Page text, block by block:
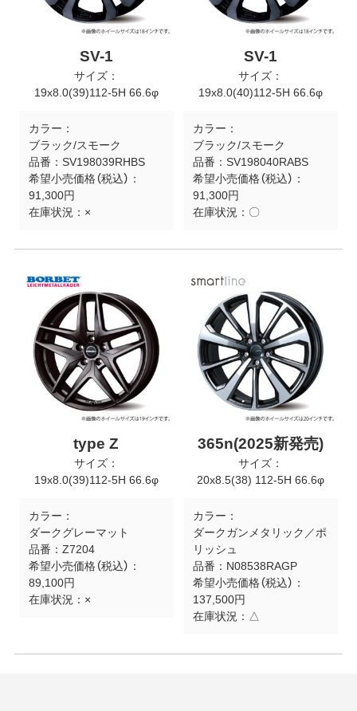
SV-1
サイズ：
19x8.0(39)112-5H 66.6φ
カラー：
ブラック/スモーク
品番： SV198039RHBS
希望小売価格（税込）：
91,300円
在庫状況： ×
SV-1
サイズ：
19x8.0(40)112-5H 66.6φ
カラー：
ブラック/スモーク
品番： SV198040RABS
希望小売価格（税込）：
91,300円
在庫状況： 〇
type Z
サイズ：
19x8.0(39)112-5H 66.6φ
カラー：
ダークグレーマット
品番： Z7204
希望小売価格（税込）：
89,100円
在庫状況： ×
365n(2025新発売)
サイズ：
20x8.5(38) 112-5H 66.6φ
カラー：
ダークガンメタリック／ポ
リッシュ
品番： N08538RAGP
希望小売価格（税込）：
137,500円
在庫状況： △